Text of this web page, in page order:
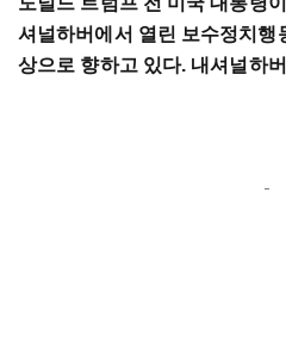
셔널하버에서 열린 보수정치
상으로 향하고 있다. 내셔널하